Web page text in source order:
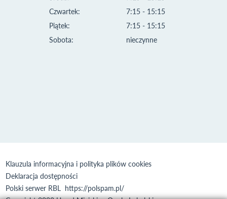
Czwartek:
Piątek:
Sobota:
7:15 - 15:15
7:15 - 15:15
nieczynne
Klauzula informacyjna i polityka plików cookies
Deklaracja dostępności
Polski serwer RBL https://polspam.pl/